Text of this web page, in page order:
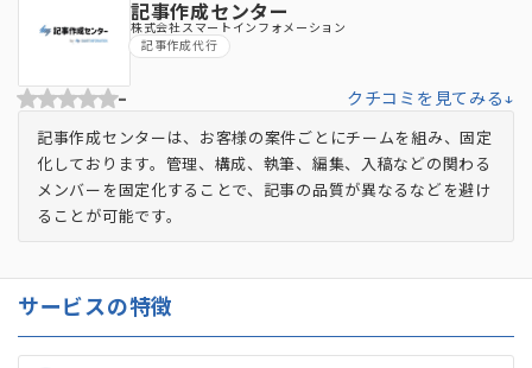
記事作成センター
株式会社スマートインフォメーション
記事作成代行
- クチコミを見てみる↓
記事作成センターは、お客様の案件ごとにチームを組み、固定
化しております。管理、構成、執筆、編集、入稿などの関わる
メンバーを固定化することで、記事の品質が異なるなどを避け
ることが可能です。
サービスの特徴